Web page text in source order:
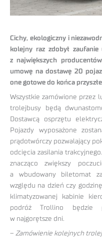
Cichy, ekologiczny i
kolejny raz zdobył
z największych
umowę na dostawę 20
one gotowe do końca
Wszystkie zamówione przez
trolejbusy będą
Dostawcą osprzętu
Pojazdy wyposażone
prądotwórczy pozwalający
odcięcia zasilania
znacząco zwiększy
a wbudowany biletomat
względu na dzień czy
klimatyzowanej kabinie
podróż Trollino będzie
w najgorętsze dni.
– Zamówienie kolejnych